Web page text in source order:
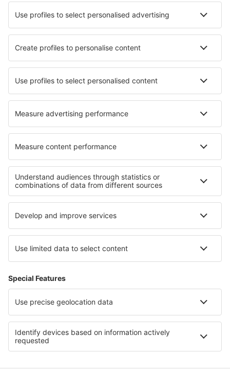
Ubytování in Arachova Ubytování in Latrape
Ubytování in Giesen Ubytování in SantʼEgidio
Ubytování in Elz Ubytování in Jinshan
Ubytování in Brunflo Ubytování in Akaigawa
Nejlepší ubytování - regiony
Ubytování na Anna Maria Island
Ubytování in Pennsylvania Ubytování v Yosemitech
Ubytování in Niagara Falls Ubytování v Danang
Ubytování on Grand Cayman
Ubytování v Nicaragua Ubytování v Magurský národní park